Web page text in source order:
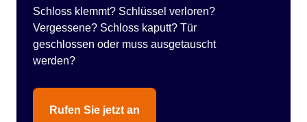
Schloss klemmt? Schlüssel verloren?
Vergessene? Schloss kaputt? Tür
geschlossen oder muss ausgetauscht
werden?
Rufen Sie jetzt an